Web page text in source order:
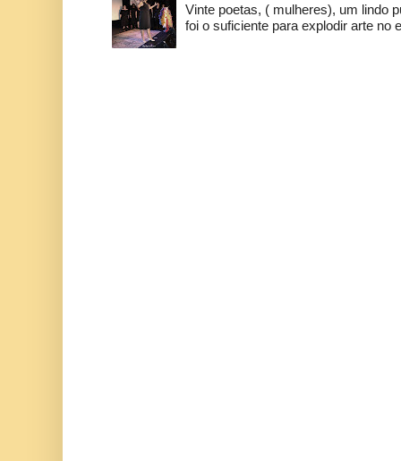
Vinte poetas, ( mulheres), um lindo
foi o suficiente para explodir arte no